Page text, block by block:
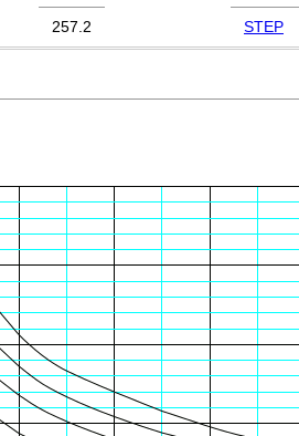
257.2 STEP